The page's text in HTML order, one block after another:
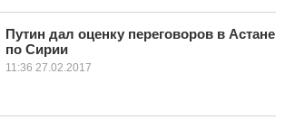
Путин дал оценку переговоров в Астане
по Сирии
11:36 27.02.2017